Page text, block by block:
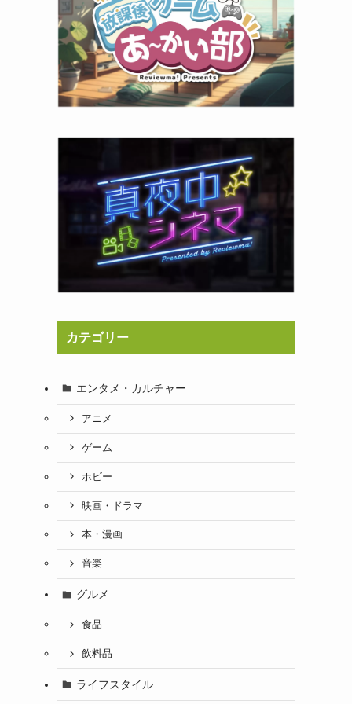
カテゴリー
エンタメ・カルチャー
アニメ
ゲーム
ホビー
映画・ドラマ
本・漫画
音楽
グルメ
食品
飲料品
ライフスタイル